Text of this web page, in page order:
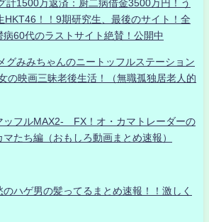
計1500万返済：厨二病借金3500万円！う
HKT46！！9期研究生、最後のサイト！全
60代のラストサイト絶賛！公開中
グみみちゃんのニートッフルステーション
の映画三昧老後生活！（無職孤独居老人的
ッフルMAX2- FX！オ・カマトレーダーの
たち編（おもしろ動画まとめ速報）
ハゲ男の髪ってるまとめ速報！！激しく